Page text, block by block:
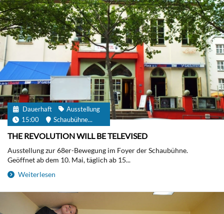
Dauerhaft
Ausstellung
15:00
Schaubühne...
THE REVOLUTION WILL BE TELEVISED
Ausstellung zur 68er-Bewegung im Foyer der Schaubühne.
Geöffnet ab dem 10. Mai, täglich ab 15...
Weiterlesen